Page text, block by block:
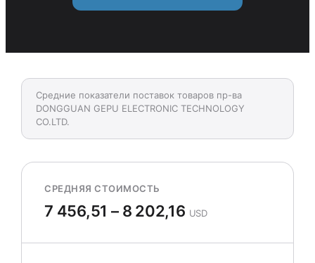
Средние показатели поставок товаров пр-ва
DONGGUAN GEPU ELECTRONIC TECHNOLOGY
CO.LTD.
СРЕДНЯЯ СТОИМОСТЬ
7 456,51 – 8 202,16 USD